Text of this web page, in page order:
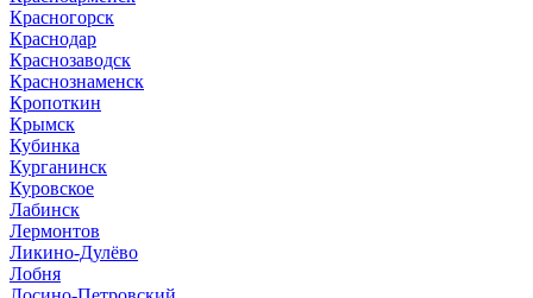
Красногорск
Краснодар
Краснозаводск
Краснознаменск
Кропоткин
Крымск
Кубинка
Курганинск
Куровское
Лабинск
Лермонтов
Ликино-Дулёво
Лобня